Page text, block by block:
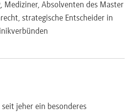
Mediziner, Absolventen des Master
strategische Entscheider in
jeher ein besonderes